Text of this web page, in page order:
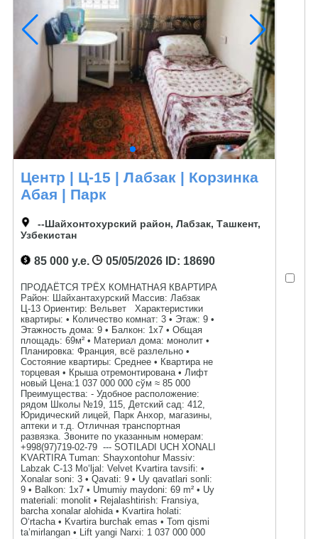
Центр | Ц-15 | Лабзак | Корзинка
Абая | Парк
--Шайхонтохурский район, Лабзак, Ташкент,
Узбекистан
85 000 у.е. 05/05/2026ID: 18690
ПРОДАЁТСЯ ТРЁХ КОМНАТНАЯ КВАРТИРА
Район: Шайхантахурский Массив: Лабзак
Ц-13 Ориентир: Вельвет Характеристики
квартиры: • Количество комнат: 3 • Этаж: 9 •
Этажность дома: 9 • Балкон: 1х7 • Общая
площадь: 69м² • Материал дома: монолит •
Планировка: Франция, всё разлельно •
Состояние квартиры: Среднее • Квартира не
торцевая • Крыша отремонтирована • Лифт
новый Цена:1 037 000 000 сўм ≈ 85 000
Преимущества: - Удобное расположение:
рядом Школы №19, 115, Детский сад: 412,
Юридический лицей, Парк Анхор, магазины,
аптеки и т.д. Отличная транспортная
развязка. Звоните по указанным номерам:
+998(97)719-02-79 --- SOTILADI UCH XONALI
KVARTIRA Tuman: Shayxontohur Massiv:
Labzak C-13 Mo‘ljal: Velvet Kvartira tavsifi: •
Xonalar soni: 3 • Qavati: 9 • Uy qavatlari sonli:
9 • Balkon: 1x7 • Umumiy maydoni: 69 m² • Uy
materiali: monolit • Rejalashtirish: Fransiya,
barcha xonalar alohida • Kvartira holati:
O‘rtacha • Kvartira burchak emas • Tom qismi
ta’mirlangan • Lift yangi Narxi: 1 037 000 000